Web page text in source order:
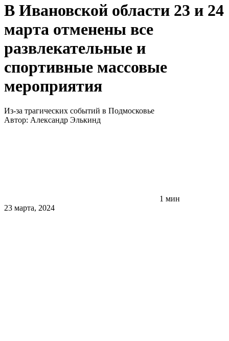
В Ивановской области 23 и 24
марта отменены все
развлекательные и
спортивные массовые
мероприятия
Из-за трагических событий в Подмосковье
Автор: Александр Элькинд
1 мин
23 марта, 2024